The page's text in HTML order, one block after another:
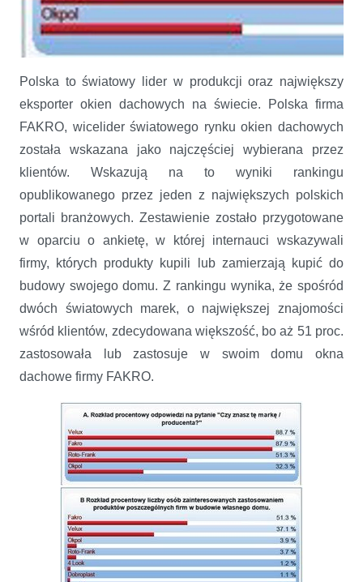
Klienci wybierają FAKRO
Polska to światowy lider w produkcji oraz największy
eksporter okien dachowych na świecie. Polska firma
FAKRO, wicelider światowego rynku okien dachowych
została wskazana jako najczęściej wybierana przez
klientów. Wskazują na to wyniki rankingu
opublikowanego przez jeden z największych polskich
portali branżowych. Zestawienie zostało przygotowane
w oparciu o ankietę, w której internauci wskazywali
firmy, których produkty kupili lub zamierzają kupić do
budowy swojego domu. Z rankingu wynika, że spośród
dwóch światowych marek, o największej znajomości
wśród klientów, zdecydowana większość, bo aż 51 proc.
zastosowała lub zastosuje w swoim domu okna
dachowe firmy FAKRO.